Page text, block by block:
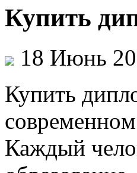
Купить
18 Июнь
Купить
Каждый